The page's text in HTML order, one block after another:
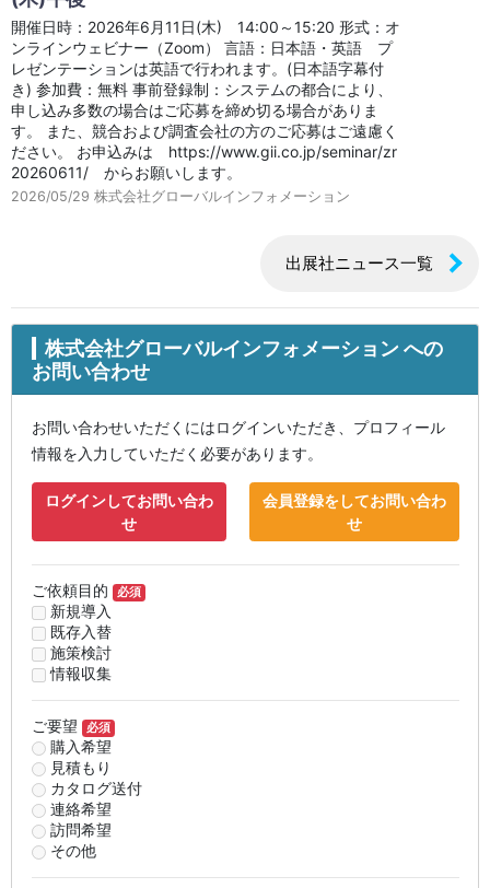
開催日時：2026年6月11日(木) 14:00～15:20 形式：オ
ンラインウェビナー（Zoom） 言語：日本語・英語 プ
レゼンテーションは英語で行われます。(日本語字幕付
き) 参加費：無料 事前登録制：システムの都合により、
申し込み多数の場合はご応募を締め切る場合がありま
す。 また、競合および調査会社の方のご応募はご遠慮く
ださい。 お申込みは https://www.gii.co.jp/seminar/zr
20260611/ からお願いします。
2026/05/29 株式会社グローバルインフォメーション
出展社ニュース一覧
株式会社グローバルインフォメーション への
お問い合わせ
お問い合わせいただくにはログインいただき、プロフィール
情報を入力していただく必要があります。
ログインしてお問い合わ
せ
会員登録をしてお問い合わ
せ
ご依頼目的 必須
新規導入
既存入替
施策検討
情報収集
ご要望 必須
購入希望
見積もり
カタログ送付
連絡希望
訪問希望
その他